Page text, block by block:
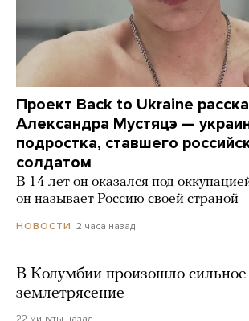
Проект Back to Ukraine
Александра Мустяцэ —
подростка, ставшего
солдатом
В 14 лет он оказался под
он называет Россию своей страной
НОВОСТИ 2 часа назад
В Колумбии произошло сильное
землетрясение
22 минуты назад